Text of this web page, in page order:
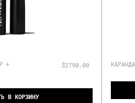
+
$2790.00
В КОРЗИНУ